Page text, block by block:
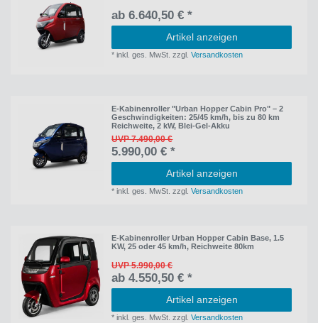
ab 6.640,50 € *
Artikel anzeigen
*inkl. ges. MwSt. zzgl.Versandkosten
E-Kabinenroller "Urban Hopper Cabin Pro" – 2
Geschwindigkeiten: 25/45 km/h, bis zu 80 km
Reichweite, 2 kW, Blei-Gel-Akku
UVP 7.490,00 €
5.990,00 € *
Artikel anzeigen
*inkl. ges. MwSt. zzgl.Versandkosten
E-Kabinenroller Urban Hopper Cabin Base, 1.5
KW, 25 oder 45 km/h, Reichweite 80km
UVP 5.990,00 €
ab 4.550,50 € *
Artikel anzeigen
*inkl. ges. MwSt. zzgl.Versandkosten